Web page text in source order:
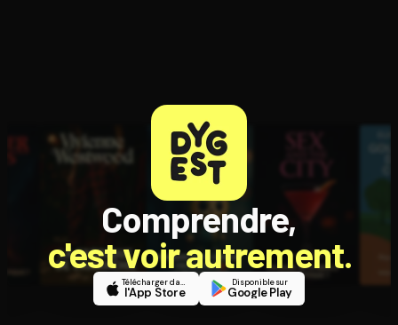
Comprendre,
c'est voir autrement.
Télécharger dans
l'App Store
Disponible sur
Google Play